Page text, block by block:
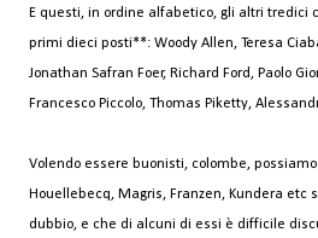
E questi, in ordine alfabetico, gli altri tredici
primi dieci posti**: Woody Allen, Teresa
Jonathan Safran Foer, Richard Ford, Paolo
Francesco Piccolo, Thomas Piketty,
Volendo essere buonisti, colombe,
Houellebecq, Magris, Franzen, Kundera etc
dubbio, e che di alcuni di essi è difficile